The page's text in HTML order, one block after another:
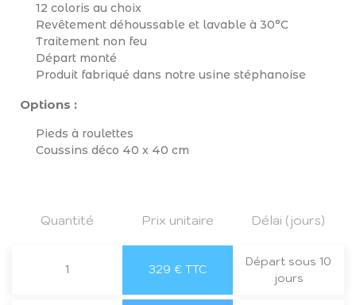
12 coloris au choix
Revêtement déhoussable et lavable à 30°C
Traitement non feu
Départ monté
Produit fabriqué dans notre usine stéphanoise
Options :
Pieds à roulettes
Coussins déco 40 x 40 cm
Quantité Prix unitaire Délai (jours)
1 329 € TTC
Départ sous 10
jours